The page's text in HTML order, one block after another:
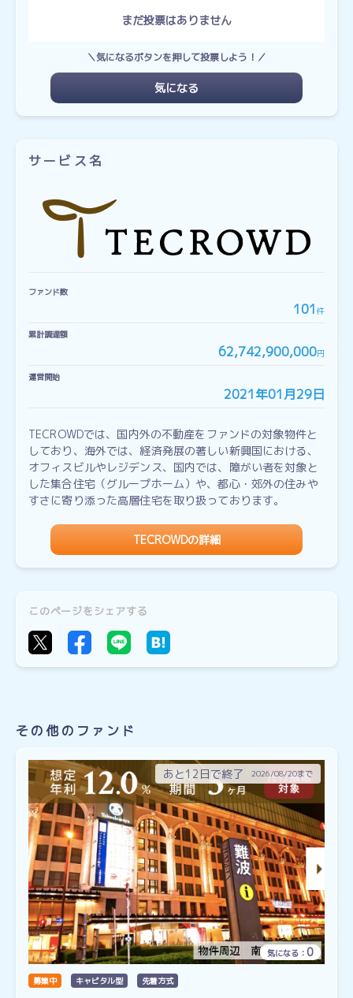
まだ投票はありません
＼気になるボタンを押して投票しよう！／
気になる
サービス名
ファンド数
101 件
累計調達額
62,742,900,000円
運営開始
2021年01月29日
TECROWDでは、国内外の不動産をファンドの対象物件と
しており、海外では、経済発展の著しい新興国における、
オフィスビルやレジデンス、国内では、障がい者を対象と
した集合住宅（グループホーム）や、都心・郊外の住みや
すさに寄り添った高層住宅を取り扱っております。
TECROWDの詳細
このページをシェアする
その他のファンド
あと12日で終了 2026/08/20まで
気になる： 0
募集中 キャピタル型 先着方式